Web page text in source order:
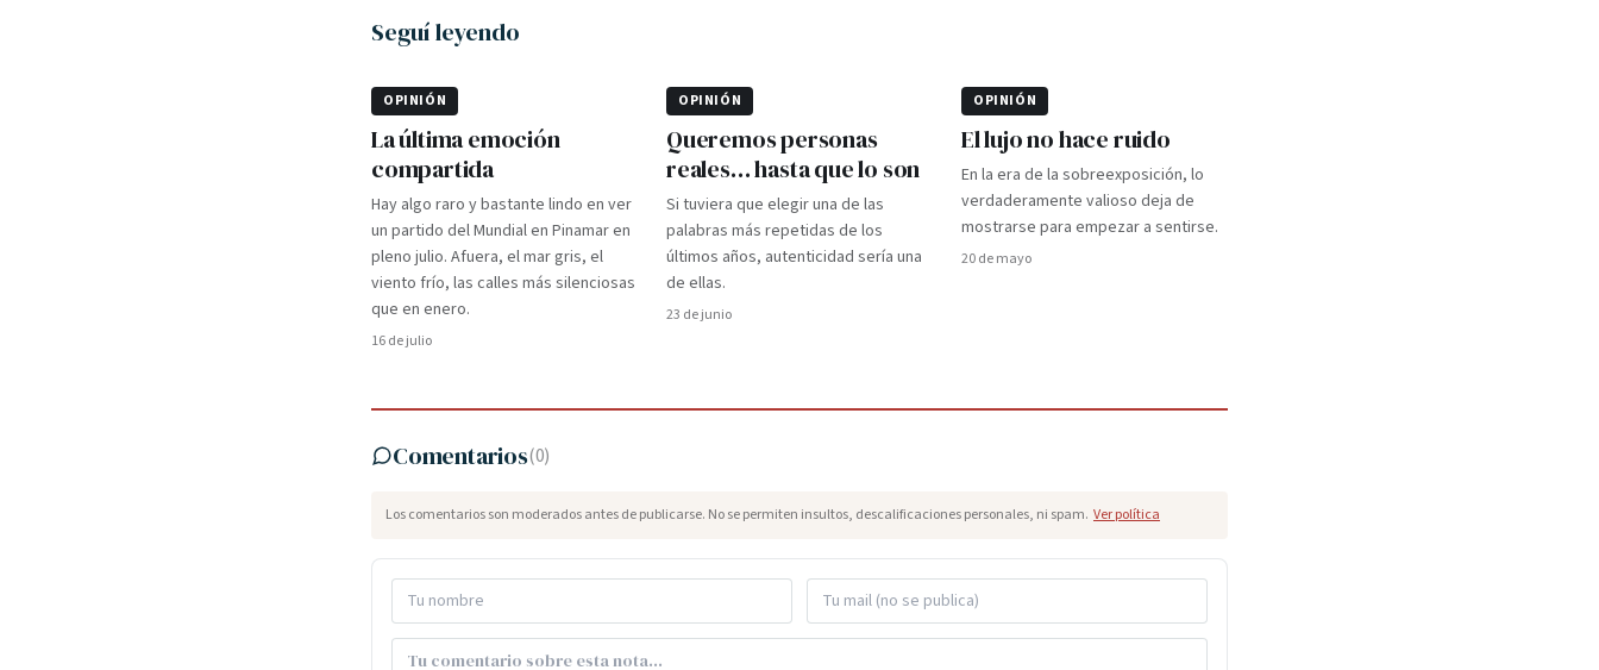
Seguí leyendo
OPINIÓN
La última emoción
compartida
Hay algo raro y bastante lindo en ver
un partido del Mundial en Pinamar en
pleno julio. Afuera, el mar gris, el
viento frío, las calles más silenciosas
que en enero.
16 de julio
OPINIÓN
Queremos personas
reales… hasta que lo son
Si tuviera que elegir una de las
palabras más repetidas de los
últimos años, autenticidad sería una
de ellas.
23 de junio
OPINIÓN
El lujo no hace ruido
En la era de la sobreexposición, lo
verdaderamente valioso deja de
mostrarse para empezar a sentirse.
20 de mayo
Comentarios(0)
Los comentarios son moderados antes de publicarse. No se permiten insultos, descalificaciones personales, ni spam. Ver política